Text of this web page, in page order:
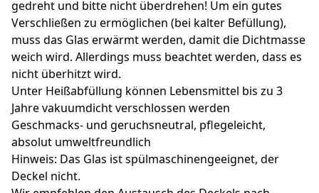
gedreht und bitte nicht überdrehen! Um ein gutes
Verschließen zu ermöglichen (bei kalter Befüllung),
muss das Glas erwärmt werden, damit die Dichtmasse
weich wird. Allerdings muss beachtet werden, dass es
nicht überhitzt wird.
Unter Heißabfüllung können Lebensmittel bis zu 3
Jahre vakuumdicht verschlossen werden
Geschmacks- und geruchsneutral, pflegeleicht,
absolut umweltfreundlich
Hinweis: Das Glas ist spülmaschinengeeignet, der
Deckel nicht.